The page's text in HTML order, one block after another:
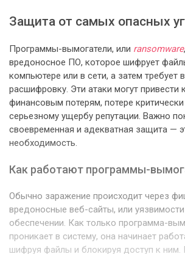
Защита от самых опасных
Программы-вымогатели, или ransomware
вредоносное ПО, которое шифрует
компьютере или в сети, а затем требует
расшифровку. Эти атаки могут привести
финансовым потерям, потере
серьезному ущербу репутации. Важно
своевременная и адекватная защита —
необходимость.
Как работают программы-
Обычно заражение происходит через
вредоносные веб-сайты, или
обеспечении. Как только программа-
проникает в систему, она начинает
шифруя файлы и блокируя доступ к ним.